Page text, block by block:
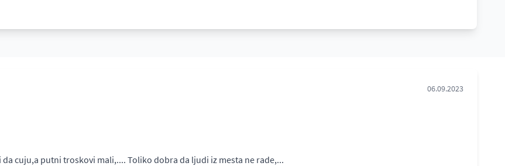
06.09.2023
cuju,a putni troskovi mali,.... Toliko dobra da ljudi iz mesta ne rade,...